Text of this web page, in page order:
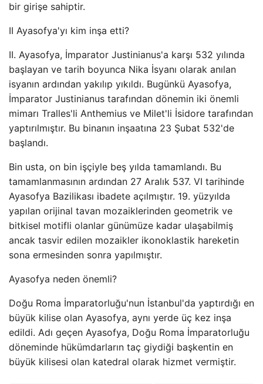
bir girişe sahiptir.
II Ayasofya'yı kim inşa etti?
II. Ayasofya, İmparator Justinianus'a karşı 532 yılında
başlayan ve tarih boyunca Nika İsyanı olarak anılan
isyanın ardından yakılıp yıkıldı. Bugünkü Ayasofya,
İmparator Justinianus tarafından dönemin iki önemli
mimarı Tralles'li Anthemius ve Milet'li İsidore tarafından
yaptırılmıştır. Bu binanın inşaatına 23 Şubat 532'de
başlandı.
Bin usta, on bin işçiyle beş yılda tamamlandı. Bu
tamamlanmasının ardından 27 Aralık 537. VI tarihinde
Ayasofya Bazilikası ibadete açılmıştır. 19. yüzyılda
yapılan orijinal tavan mozaiklerinden geometrik ve
bitkisel motifli olanlar günümüze kadar ulaşabilmiş
ancak tasvir edilen mozaikler ikonoklastik hareketin
sona ermesinden sonra yapılmıştır.
Ayasofya neden önemli?
Doğu Roma İmparatorluğu'nun İstanbul'da yaptırdığı en
büyük kilise olan Ayasofya, aynı yerde üç kez inşa
edildi. Adı geçen Ayasofya, Doğu Roma İmparatorluğu
döneminde hükümdarların taç giydiği başkentin en
büyük kilisesi olan katedral olarak hizmet vermiştir.